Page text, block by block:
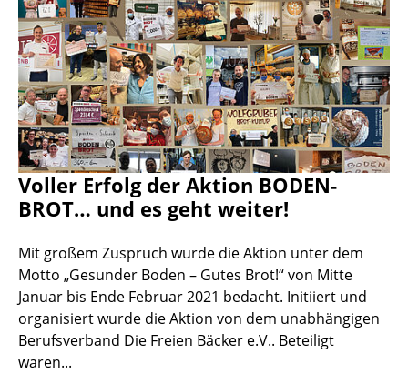
Voller Erfolg der Aktion BODEN-
BROT… und es geht weiter!
Mit großem Zuspruch wurde die Aktion unter dem
Motto „Gesunder Boden – Gutes Brot!“ von Mitte
Januar bis Ende Februar 2021 bedacht. Initiiert und
organisiert wurde die Aktion von dem unabhängigen
Berufsverband Die Freien Bäcker e.V.. Beteiligt
waren...